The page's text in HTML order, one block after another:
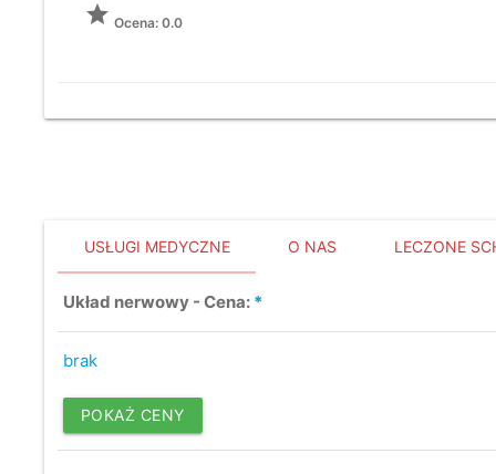
grade Ocena: 0.0
USŁUGI MEDYCZNE O NAS LECZONE
Układ nerwowy - Cena: *
brak
POKAŻ CENY